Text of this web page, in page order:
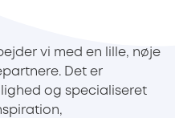
vi med en lille, nøje
Det er
og specialiseret